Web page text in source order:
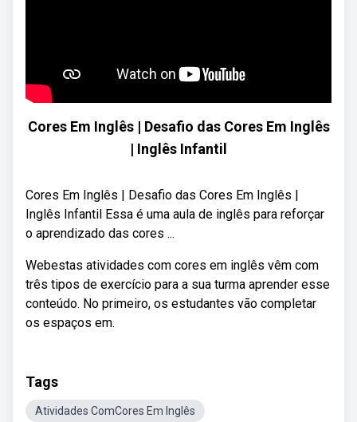
Cores Em Inglês | Desafio das Cores Em Inglês
| Inglês Infantil
Cores Em Inglês | Desafio das Cores Em Inglês |
Inglês Infantil Essa é uma aula de inglês para reforçar
o aprendizado das cores ...
Webestas atividades com cores em inglês vêm com
três tipos de exercício para a sua turma aprender esse
conteúdo. No primeiro, os estudantes vão completar
os espaços em.
Tags
Atividades ComCores Em Inglês